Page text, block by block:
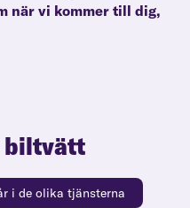
när vi kommer till dig,
biltvätt
i de olika tjänsterna